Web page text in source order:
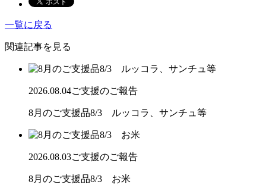
一覧に戻る
関連記事を見る
2026.08.04ご支援のご報告
8月のご支援品8/3 ルッコラ、サンチュ等
2026.08.03ご支援のご報告
8月のご支援品8/3 お米